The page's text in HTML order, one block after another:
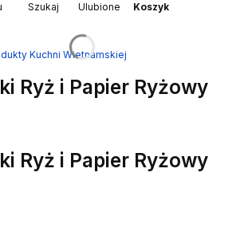
Szukaj Ulubione Koszyk
Kuchni Wietnamskiej
Ryż i Papier Ryżowy
Ryż i Papier Ryżowy